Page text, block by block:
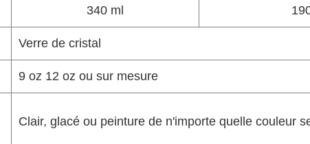
340 ml
Verre de cristal
9 oz 12 oz ou sur mesure
Clair, glacé ou peinture de n'importe quelle couleur